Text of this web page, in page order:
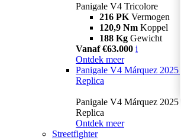
Panigale V4 Tricolore
216 PK Vermogen
120,9 Nm Koppel
188 Kg Gewicht
Vanaf €63.000 i
Ontdek meer
Panigale V4 Márquez 2025
Replica
Panigale V4 Márquez
Replica
Ontdek meer
Streetfighter